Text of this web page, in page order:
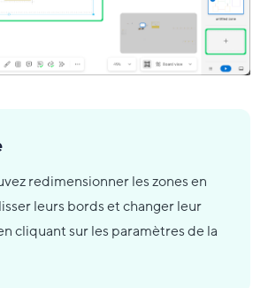
redimensionner les zones en
leurs bords et changer leur
cliquant sur les paramètres de la